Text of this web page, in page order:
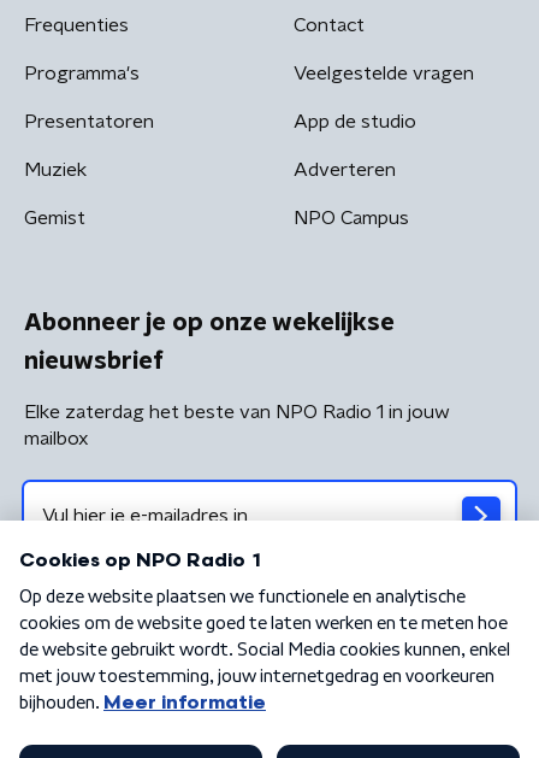
Frequenties
Programma's
Presentatoren
Muziek
Gemist
Contact
Veelgestelde vragen
App de studio
Adverteren
NPO Campus
Abonneer je op onze wekelijkse
nieuwsbrief
Elke zaterdag het beste van NPO Radio 1 in jouw
mailbox
Algemene voorwaarden